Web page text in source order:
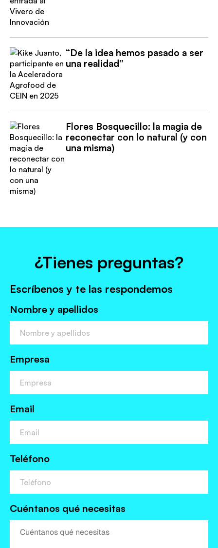
“De la idea hemos pasado a ser
una realidad”
Flores Bosquecillo: la magia de
reconectar con lo natural (y con
una misma)
¿Tienes preguntas?
Escríbenos y te las respondemos
Nombre y apellidos
Empresa
Email
Teléfono
Cuéntanos qué necesitas